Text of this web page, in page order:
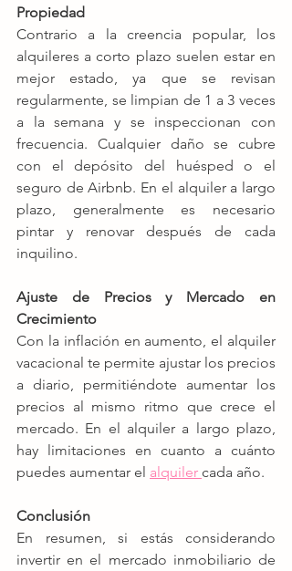
Propiedad
Contrario a la creencia popular, los
alquileres a corto plazo suelen estar en
mejor estado, ya que se revisan
regularmente, se limpian de 1 a 3 veces
a la semana y se inspeccionan con
frecuencia. Cualquier daño se cubre
con el depósito del huésped o el
seguro de Airbnb. En el alquiler a largo
plazo, generalmente es necesario
pintar y renovar después de cada
inquilino.
Ajuste de Precios y Mercado en
Crecimiento
Con la inflación en aumento, el alquiler
vacacional te permite ajustar los precios
a diario, permitiéndote aumentar los
precios al mismo ritmo que crece el
mercado. En el alquiler a largo plazo,
hay limitaciones en cuanto a cuánto
puedes aumentar el alquiler cada año.
Conclusión
En resumen, si estás considerando
invertir en el mercado inmobiliario de